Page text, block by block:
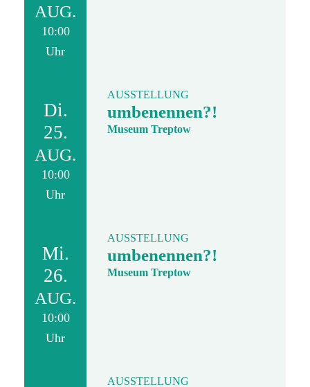
AUG.
10:00
Uhr
Di.
25.
AUG.
10:00
Uhr
AUSSTELLUNG
umbenennen?!
Museum Treptow
Mi.
26.
AUG.
10:00
Uhr
AUSSTELLUNG
umbenennen?!
Museum Treptow
AUSSTELLUNG